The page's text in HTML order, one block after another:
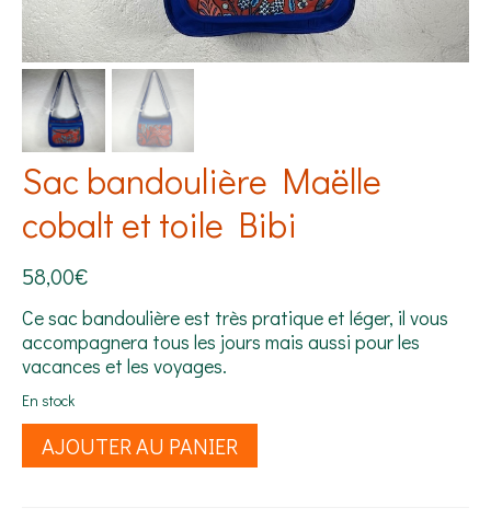
Sac bandoulière Maëlle
cobalt et toile Bibi
58,00€
Ce sac bandoulière est très pratique et léger, il vous
accompagnera tous les jours mais aussi pour les
vacances et les voyages.
En stock
quantité
AJOUTER AU PANIER